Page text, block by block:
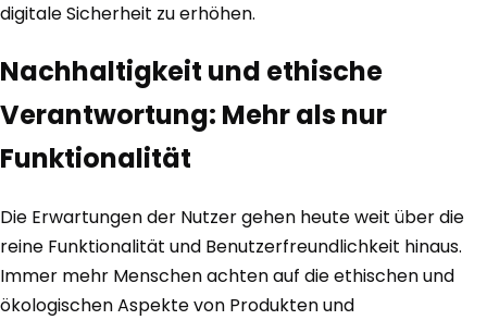
digitale Sicherheit zu erhöhen.
Nachhaltigkeit und ethische
Verantwortung: Mehr als nur
Funktionalität
Die Erwartungen der Nutzer gehen heute weit über die
reine Funktionalität und Benutzerfreundlichkeit hinaus.
Immer mehr Menschen achten auf die ethischen und
ökologischen Aspekte von Produkten und